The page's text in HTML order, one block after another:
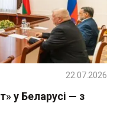
у Беларусі — з
22.07.2026